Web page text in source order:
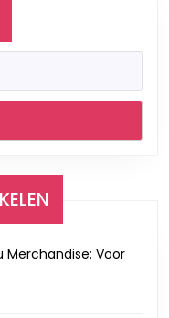
Merchandise: Voor